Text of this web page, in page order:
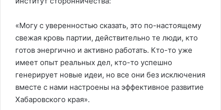
«Могу с уверенностью сказать, это по-настоящему
свежая кровь партии, действительно те люди, кто
готов энергично и активно работать. Кто-то уже
имеет опыт реальных дел, кто-то успешно
генерирует новые идеи, но все они без исключения
вместе с нами настроены на эффективное развитие
Хабаровского края».